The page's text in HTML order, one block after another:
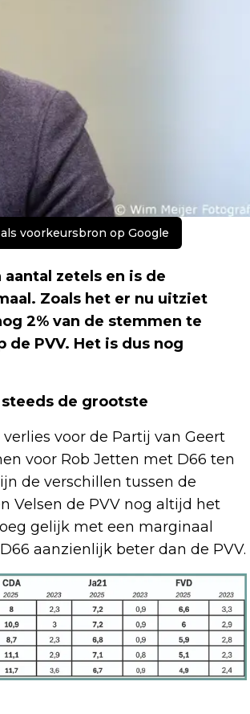
voorkeursbron op Google
zetels en is de
Zoals het er nu uitziet
2% van de stemmen te
PVV. Het is dus nog
de grootste
voor de Partij van Geert
voor Rob Jetten met D66 ten
de verschillen tussen de
Velsen de PVV nog altijd het
gelijk met een marginaal
aanzienlijk beter dan de PVV.